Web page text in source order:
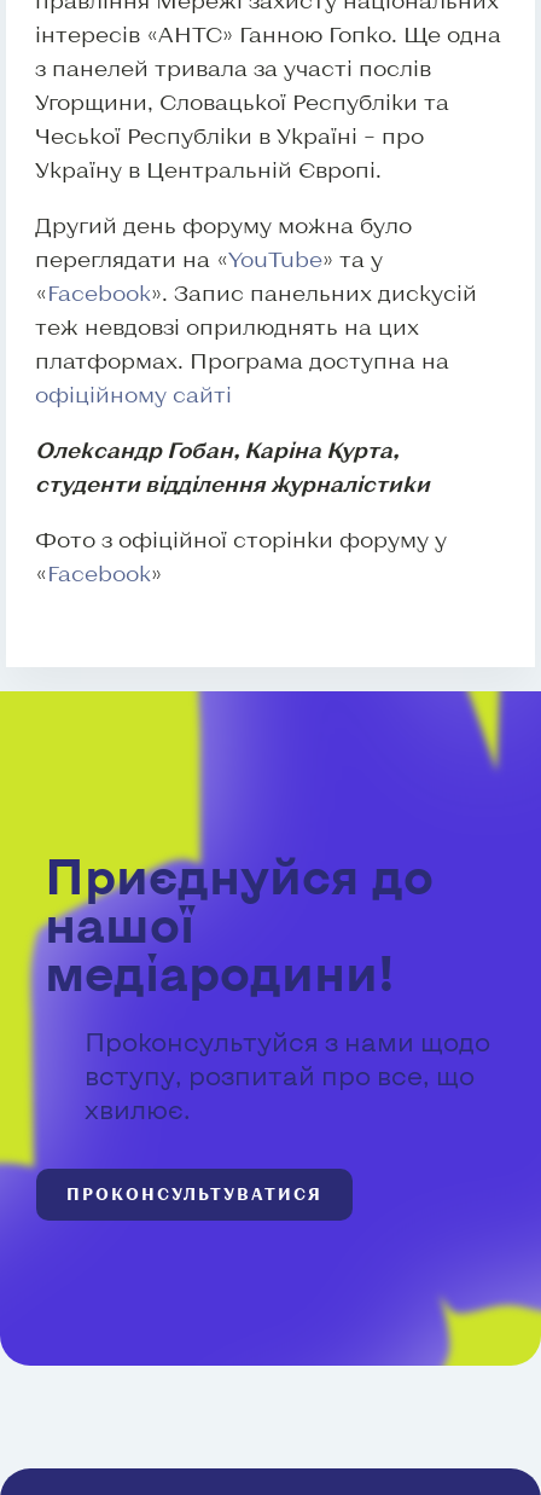
інтересів «АНТС» Ганною Гопко. Ще одна
з панелей тривала за участі послів
Угорщини, Словацької Республіки та
Чеської Республіки в Україні – про
Україну в Центральній Європі.
Другий день форуму можна було
переглядати на «YouTube» та у
«Facebook». Запис панельних дискусій
теж невдовзі оприлюднять на цих
платформах. Програма доступна на
офіційному сайті
Олександр Гобан, Каріна Курта,
студенти відділення журналістики
Фото з офіційної сторінки форуму у
«Facebook»
Приєднуйся до
нашої
медіародини!
Проконсультуйся з нами щодо
вступу, розпитай про все, що
хвилює.
ПРОКОНСУЛЬТУВАТИСЯ